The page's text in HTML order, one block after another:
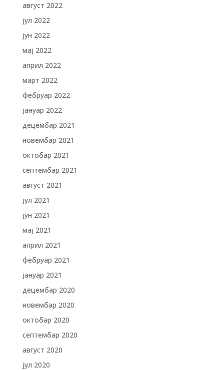
август 2022
јул 2022
јун 2022
мај 2022
април 2022
март 2022
фебруар 2022
јануар 2022
децембар 2021
новембар 2021
октобар 2021
септембар 2021
август 2021
јул 2021
јун 2021
мај 2021
април 2021
фебруар 2021
јануар 2021
децембар 2020
новембар 2020
октобар 2020
септембар 2020
август 2020
јул 2020